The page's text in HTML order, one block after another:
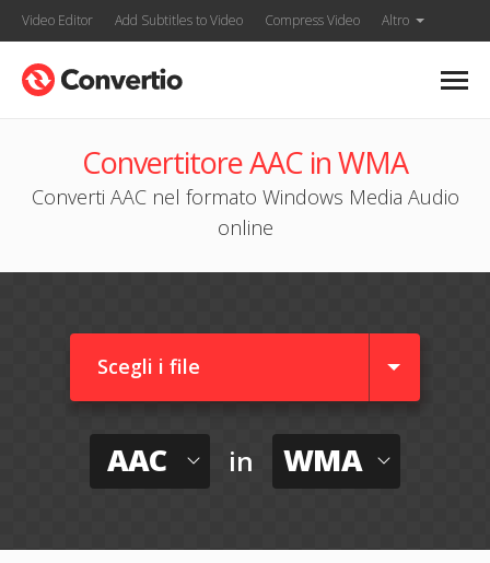
Video Editor Add Subtitles to Video Compress Video Altro
Convertitore AAC in WMA
Converti AAC nel formato Windows Media Audio
online
Scegli i file
AAC in WMA